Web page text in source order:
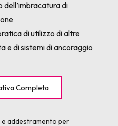
dell’imbracatura di
di utilizzo di altre
e di sistemi di ancoraggio
Completa
e addestramento per